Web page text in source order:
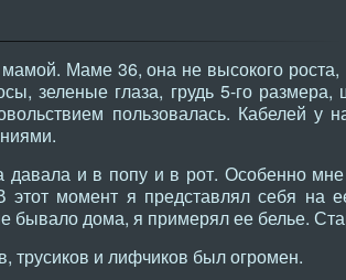
Маме 36, она не высокого роста,
зеленые глаза, грудь 5-го
пользовалась. Кабелей у
и в попу и в рот. Особенно мне
момент я представлял себя на
бывало дома, я примерял ее белье.
трусиков и лифчиков был огромен.